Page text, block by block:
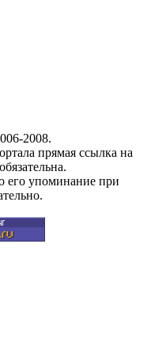
2008.
прямая ссылка на
его упоминание при